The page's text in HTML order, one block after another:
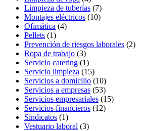
Limpieza de tuberías (7)
Montajes eléctricos (10)
Ofimática (4)
Pellets (1)
Prevención de riesgos laborales (2)
Ropa de trabajo (3)
Servicio catering (1)
Servicio limpieza (15)
Servicios a domicilio (10)
Servicios a empresas (53)
Servicios empresariales (15)
Servicios financieros (12)
Sindicatos (1)
Vestuario laboral (3)